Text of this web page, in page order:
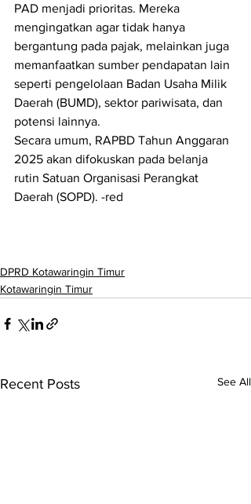
PAD menjadi prioritas. Mereka
mengingatkan agar tidak hanya
bergantung pada pajak, melainkan juga
memanfaatkan sumber pendapatan lain
seperti pengelolaan Badan Usaha Milik
Daerah (BUMD), sektor pariwisata, dan
potensi lainnya.
Secara umum, RAPBD Tahun Anggaran
2025 akan difokuskan pada belanja
rutin Satuan Organisasi Perangkat
Daerah (SOPD). -red
DPRD Kotawaringin Timur
Kotawaringin Timur
Recent Posts See All